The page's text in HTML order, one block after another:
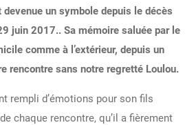
un symbole depuis le décès
juin 2017.. Sa mémoire saluée par le
comme à l’extérieur, depuis un
rencontre sans notre regretté Loulou.
rempli d’émotions pour son fils
chaque rencontre, qu’il a fièrement